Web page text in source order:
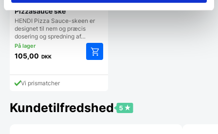
Pizzasauce ske
HENDI Pizza Sauce-skeen er
designet til nem og præcis
dosering og spredning af…
105,00 DKK
Vi prismatcher
Kundetilfredshed